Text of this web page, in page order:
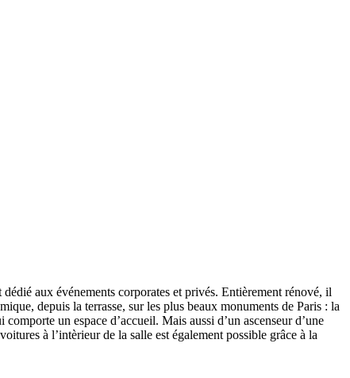
aux événements corporates et privés. Entièrement rénové, il
depuis la terrasse, sur les plus beaux monuments de Paris : la
un espace d’accueil. Mais aussi d’un ascenseur d’une
à l’intèrieur de la salle est également possible grâce à la